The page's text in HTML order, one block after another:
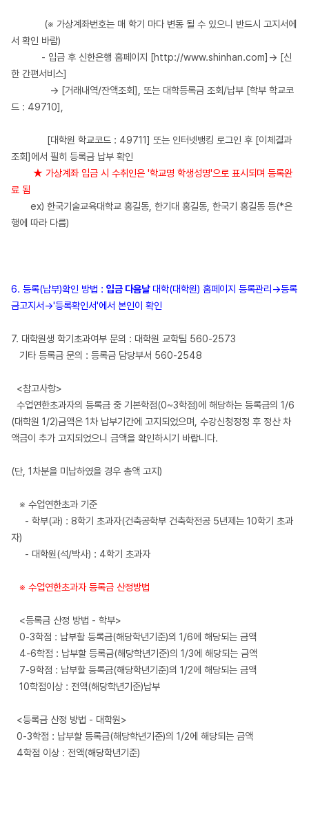
(※ 가상계좌번호는 매 학기 마다 변동 될 수 있으니 반드시 고지서에
서 확인 바람)
- 입금 후 신한은행 홈페이지 [http://www.shinhan.com]→ [신
한 간편서비스]
→ [거래내역/잔액조회], 또는 대학등록금 조회/납부 [학부 학교코
드 : 49710],
[대학원 학교코드 : 49711] 또는 인터넷뱅킹 로그인 후 [이체결과
조회]에서 필히 등록금 납부 확인
★ 가상계좌 입금 시 수취인은 '학교명 학생성명'으로 표시되며 등록완
료 됨
ex) 한국기술교육대학교 홍길동, 한기대 홍길동, 한국기 홍길동 등(*은
행에 따라 다름)
6. 등록(납부)확인 방법 : 입금 다음날대학(대학원) 홈페이지 등록관리→등록
금고지서→'등록확인서'에서 본인이 확인
7. 대학원생 학기초과여부 문의 : 대학원 교학팀 560-2573
기타 등록금 문의 : 등록금 담당부서 560-2548
<참고사항>
수업연한초과자의 등록금 중 기본학점(0~3학점)에 해당하는 등록금의 1/6
(대학원 1/2)금액은 1차 납부기간에 고지되었으며, 수강신청정정 후 정산 차
액금이 추가 고지되었으니 금액을 확인하시기 바랍니다.
(단, 1차분을 미납하였을 경우 총액 고지)
※ 수업연한초과 기준
- 학부(과) : 8학기 초과자(건축공학부 건축학전공 5년제는 10학기 초과
자)
- 대학원(석/박사) : 4학기 초과자
※ 수업연한초과자 등록금 산정방법
<등록금 산정 방법 - 학부>
0-3학점 : 납부할 등록금(해당학년기준)의 1/6에 해당되는 금액
4-6학점 : 납부할 등록금(해당학년기준)의 1/3에 해당되는 금액
7-9학점 : 납부할 등록금(해당학년기준)의 1/2에 해당되는 금액
10학점이상 : 전액(해당학년기준)납부
<등록금 산정 방법 - 대학원>
0-3학점 : 납부할 등록금(해당학년기준)의 1/2에 해당되는 금액
4학점 이상 : 전액(해당학년기준)